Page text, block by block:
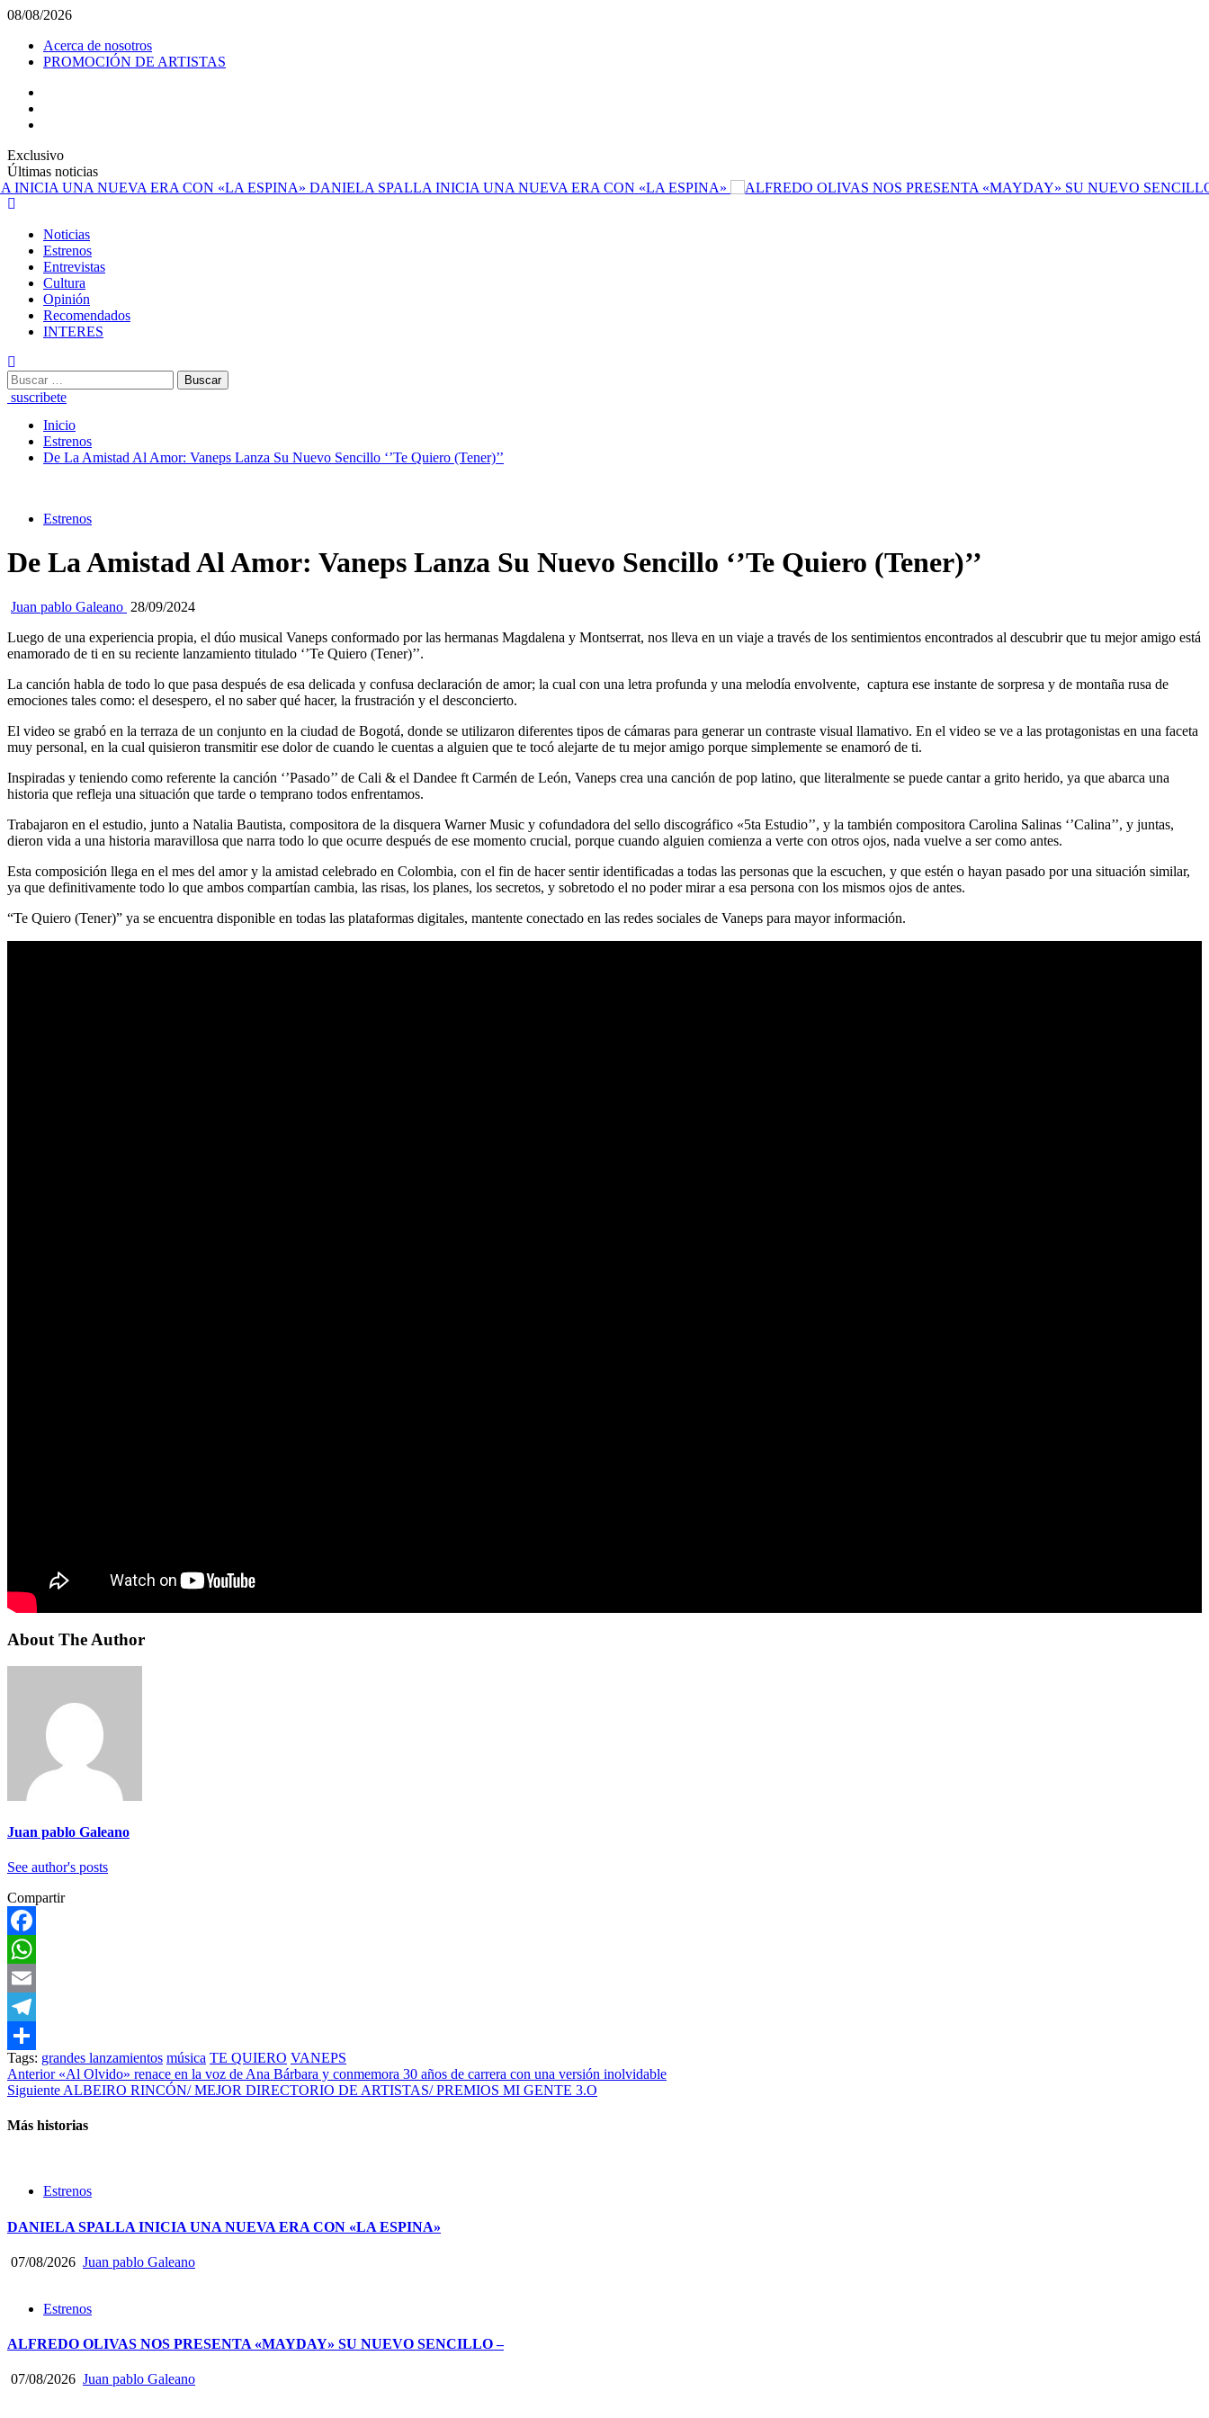
Saltar
contenido
08/08/2026
Acerca de nosotros
PROMOCIÓN DE ARTISTAS
Exclusivo
Últimas noticias
DANIELA SPALLA INICIA UNA NUEVA ERA CON «LA ESPINA»
Noticias
Estrenos
Entrevistas
Cultura
Opinión
Recomendados
INTERES
Buscar:
suscribete
Inicio
Estrenos
De La Amistad Al Amor: Vaneps Lanza Su Nuevo Sencillo ‘’Te Quiero (Tener)’’
Estrenos
De La Amistad Al Amor: Vaneps Lanza Su Nuevo Sencillo ‘’Te Quiero (Tener)’’
Juan pablo Galeano 28/09/2024
Luego de una experiencia propia, el dúo musical Vaneps conformado por las hermanas Magdalena y Montserrat, nos lleva en un viaje a través de los sentimientos encontrados al descubrir que tu mejor amigo está
enamorado de ti en su reciente lanzamiento titulado ‘’Te Quiero (Tener)’’.
La canción habla de todo lo que pasa después de esa delicada y confusa declaración de amor; la cual con una letra profunda y una melodía envolvente, captura ese instante de sorpresa y de montaña rusa de
emociones tales como: el desespero, el no saber qué hacer, la frustración y el desconcierto.
El video se grabó en la terraza de un conjunto en la ciudad de Bogotá, donde se utilizaron diferentes tipos de cámaras para generar un contraste visual llamativo. En el video se ve a las protagonistas en una faceta
muy personal, en la cual quisieron transmitir ese dolor de cuando le cuentas a alguien que te tocó alejarte de tu mejor amigo porque simplemente se enamoró de ti.
Inspiradas y teniendo como referente la canción ‘’Pasado’’ de Cali & el Dandee ft Carmén de León, Vaneps crea una canción de pop latino, que literalmente se puede cantar a grito herido, ya que abarca una
historia que refleja una situación que tarde o temprano todos enfrentamos.
Trabajaron en el estudio, junto a Natalia Bautista, compositora de la disquera Warner Music y cofundadora del sello discográfico «5ta Estudio’’, y la también compositora Carolina Salinas ‘’Calina’’, y juntas,
dieron vida a una historia maravillosa que narra todo lo que ocurre después de ese momento crucial, porque cuando alguien comienza a verte con otros ojos, nada vuelve a ser como antes.
Esta composición llega en el mes del amor y la amistad celebrado en Colombia, con el fin de hacer sentir identificadas a todas las personas que la escuchen, y que estén o hayan pasado por una situación similar,
ya que definitivamente todo lo que ambos compartían cambia, las risas, los planes, los secretos, y sobretodo el no poder mirar a esa persona con los mismos ojos de antes.
“Te Quiero (Tener)” ya se encuentra disponible en todas las plataformas digitales, mantente conectado en las redes sociales de Vaneps para mayor información.
About The Author
Juan pablo Galeano
See author's posts
Compartir
Facebook
WhatsApp
Email
Telegram
Compartir
Tags: grandes lanzamientos música TE QUIERO VANEPS
Post
navigation
Anterior«Al Olvido» renace en la voz de Ana Bárbara y conmemora 30 años de carrera con una versión inolvidable
Siguiente ALBEIRO RINCÓN/ MEJOR DIRECTORIO DE ARTISTAS/ PREMIOS MI GENTE 3.O
Más historias
Estrenos
DANIELA SPALLA INICIA UNA NUEVA ERA CON «LA ESPINA»
07/08/2026 Juan pablo Galeano
Estrenos
ALFREDO OLIVAS NOS PRESENTA «MAYDAY» SU NUEVO SENCILLO –
07/08/2026 Juan pablo Galeano